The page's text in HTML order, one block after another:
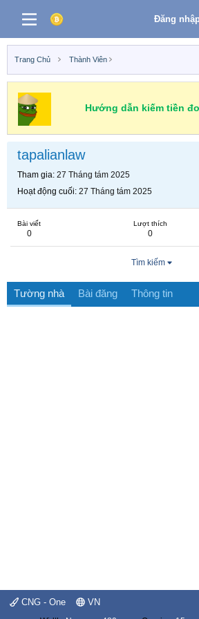
Đăng
Trang Chủ Thành Viên
Hướng dẫn kiếm tiền
tapalianlaw
Tham gia 27 Tháng tám 2025
Hoạt động cuối 27 Tháng tám 2025
Bài viết
0
Lượt thích
0
Tìm kiếm
Tường nhà Bài đăng Thông tin
CNG - One VN